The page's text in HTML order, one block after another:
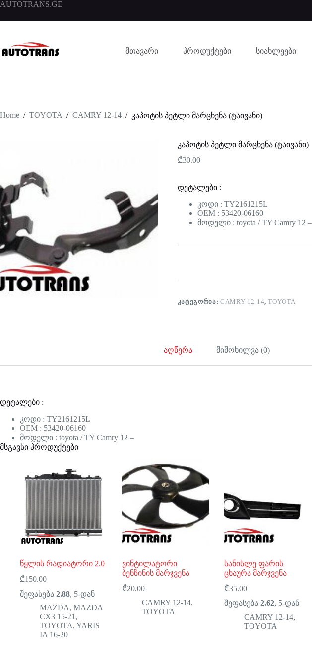
AUTOTRANS.GE
მთავარი პროდუქტები სიახლეები
Home / TOYOTA / CAMRY 12-14 / კაპოტის პეტლი მარცხენა (ტაივანი)
კაპოტის პეტლი მარცხენა (ტაივანი)
₾30.00
დეტალები :
კოდი : TY2161215L
OEM : 53420-06160
მოდელი : toyota / TY Camry 12 –
ᲙᲐᲢᲔᲒᲝᲠᲘᲐ: CAMRY 12-14,TOYOTA
აღწერა მიმოხილვა (0)
დეტალები :
კოდი : TY2161215L
OEM : 53420-06160
მოდელი : toyota / TY Camry 12 –
მსგავსი პროდუქტები
წყლის რადიატორი 2.0
₾150.00
შეფასება 2.88, 5-დან
MAZDA, MAZDA
CX3 15-21 ,
TOYOTA, YARIS
IA 16-20
ვინტილატორი
ბენზინის მარჯვენა
₾20.00
CAMRY 12-14,
TOYOTA
სანისლე ფარის
ცხაურა მარჯვენა
₾35.00
შეფასება2.62, 5-დან
CAMRY 12-14,
TOYOTA